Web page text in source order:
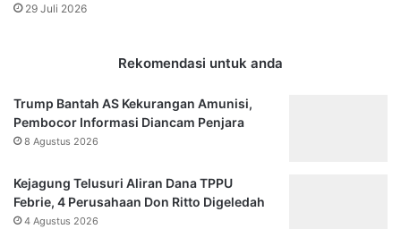
29 Juli 2026
Rekomendasi untuk anda
Trump Bantah AS Kekurangan Amunisi,
Pembocor Informasi Diancam Penjara
8 Agustus 2026
Kejagung Telusuri Aliran Dana TPPU
Febrie, 4 Perusahaan Don Ritto Digeledah
4 Agustus 2026